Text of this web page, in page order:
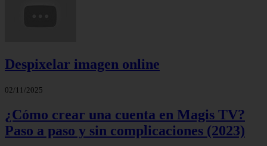
Despixelar imagen online
02/11/2025
¿Cómo crear una cuenta en Magis TV?
Paso a paso y sin complicaciones (2023)